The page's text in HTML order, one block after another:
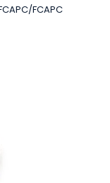
FCAPC